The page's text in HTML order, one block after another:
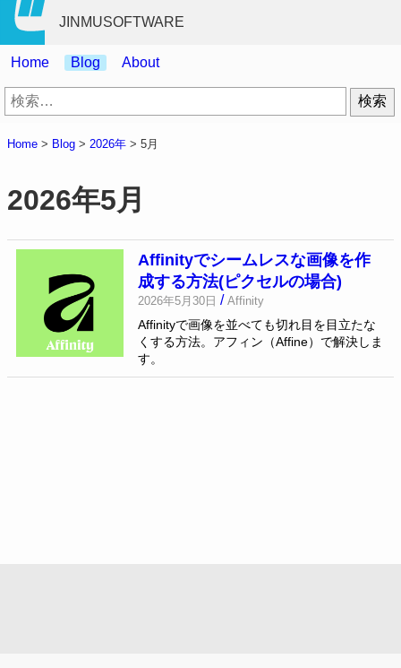
JINMUSOFTWARE
Home Blog About
検
索:
Home > Blog > 2026年 > 5月
2026年5月
Affinityでシームレスな画像を作
成する方法(ピクセルの場合)
2026年5月30日 / Affinity
Affinityで画像を並べても切れ目を目立たな
くする方法。アフィン（Affine）で解決しま
す。